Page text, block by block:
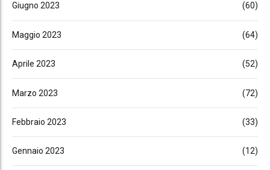
Giugno 2023 (60)
Maggio 2023 (64)
Aprile 2023 (52)
Marzo 2023 (72)
Febbraio 2023 (33)
Gennaio 2023 (12)